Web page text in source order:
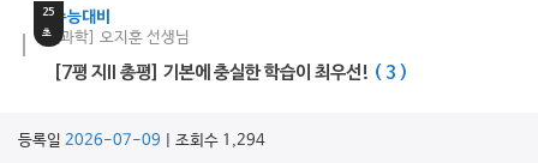
25
초
수능대비
[과학] 오지훈 선생님
[7평 지II 총평] 기본에 충실한 학습이 최우선! ( 3 )
등록일 2026-07-09 | 조회수 1,294